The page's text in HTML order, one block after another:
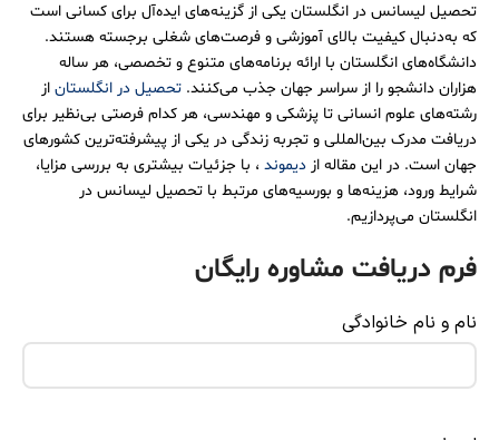
تحصیل لیسانس در انگلستان یکی از گزینه‌های ایده‌آل برای کسانی است
که به‌دنبال کیفیت بالای آموزشی و فرصت‌های شغلی برجسته هستند.
دانشگاه‌های انگلستان با ارائه برنامه‌های متنوع و تخصصی، هر ساله
هزاران دانشجو را از سراسر جهان جذب می‌کنند. تحصیل در انگلستان از
رشته‌های علوم انسانی تا پزشکی و مهندسی، هر کدام فرصتی بی‌نظیر برای
دریافت مدرک بین‌المللی و تجربه زندگی در یکی از پیشرفته‌ترین کشورهای
جهان است. در این مقاله از دیموند ، با جزئیات بیشتری به بررسی مزایا،
شرایط ورود، هزینه‌ها و بورسیه‌های مرتبط با تحصیل لیسانس در
انگلستان می‌پردازیم.
فرم دریافت مشاوره رایگان
نام و نام خانوادگی